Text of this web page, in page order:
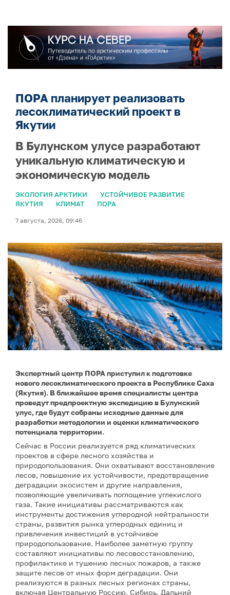
ПОРА планирует реализовать
лесоклиматический проект в
Якутии
В Булунском улусе разработают
уникальную климатическую и
экономическую модель
ЭКОЛОГИЯ АРКТИКИ
УСТОЙЧИВОЕ РАЗВИТИЕ
ЯКУТИЯ
КЛИМАТ ПОРА
7 августа, 2026, 09:46
Экспертный центр ПОРА приступил к подготовке
нового лесоклиматического проекта в Республике Саха
(Якутия). В ближайшее время специалисты центра
проведут предпроектную экспедицию в Булунский
улус, где будут собраны исходные данные для
разработки методологии и оценки климатического
потенциала территории.
Сейчас в России реализуется ряд климатических
проектов в сфере лесного хозяйства и
природопользования. Они охватывают восстановление
лесов, повышение их устойчивости, предотвращение
деградации экосистем и другие направления,
позволяющие увеличивать поглощение углекислого
газа. Такие инициативы рассматриваются как
инструменты достижения углеродной нейтральности
страны, развития рынка углеродных единиц и
привлечения инвестиций в устойчивое
природопользование. Наиболее заметную группу
составляют инициативы по лесовосстановлению,
профилактике и тушению лесных пожаров, а также
защите лесов от иных форм деградации. Они
реализуются в разных лесных регионах страны,
включая Центральную Россию, Сибирь, Дальний